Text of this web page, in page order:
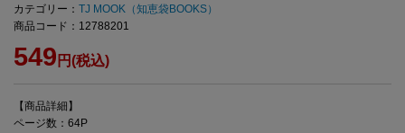
カテゴリー： TJ MOOK（知恵袋BOOKS）
商品コード：12788201
549 円(税込)
【商品詳細】
ページ数：64P